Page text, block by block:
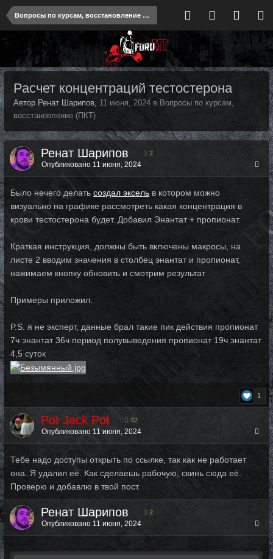
Вопросы по курсам, восстановление (ПКТ)
Расчет концентраций тестостерона
Автор Ренат Шарипов, 11 июня, 2024 в Вопросы по курсам,
восстановление (ПКТ)
Ренат Шарипов 2
Опубликовано 11 июня, 2024
Было нечего делать создал эксель в котором можно
визуально на графике рассмотреть какая концентрация в
крови тестостерона будет. Добавил Энантат + пропионат.
Краткая инструкция, должны быть включены макросы, на
листе 2 вводим значения в столбец энантат и пропионат,
нажимаем кнопку обновить и смотрим результат
Примеры приложил.
P.S. я не эксперт, данные брал такие пик действия пропионат
7ч энантат 36ч период полувыведения пропионат 19ч энантат
4,5 суток
1
Pot Jack Pot 32
Опубликовано 11 июня, 2024
Тебе надо доступы открыть по ссылке, так как не работает
она. Я удалил её. Как сделаешь рабочую, скинь сюда её.
Проверю и добавлю в твой пост.
Ренат Шарипов 2
Опубликовано 11 июня, 2024